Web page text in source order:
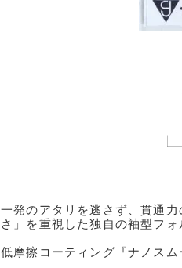
一発のアタリを逃さず、貫通
さ」を重視した独自の袖型フォ
低摩擦コーティング『ナノス